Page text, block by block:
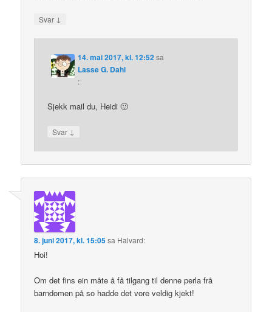
Svar ↓
14. mai 2017, kl. 12:52sa
Lasse G. Dahl
:
Sjekk mail du, Heidi 🙂
Svar ↓
8. juni 2017, kl. 15:05sa Halvard:
Hoi!
Om det fins ein måte å få tilgang til denne perla frå
barndomen på so hadde det vore veldig kjekt!